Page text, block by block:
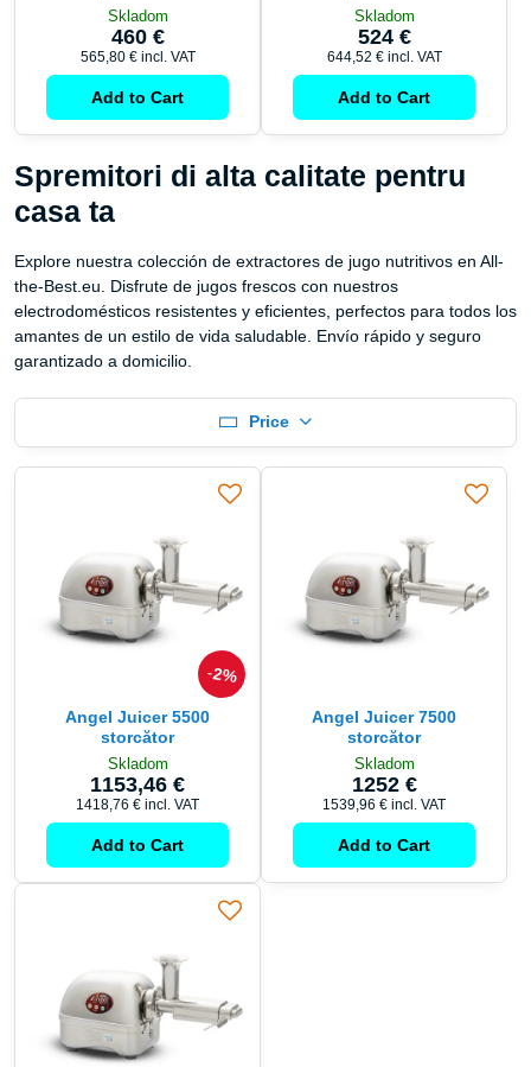
Skladom
460 €
565,80 € incl. VAT
Add to Cart
Skladom
524 €
644,52 € incl. VAT
Add to Cart
Spremitori di alta calitate pentru
casa ta
Explore nuestra colección de extractores de jugo nutritivos en All-
the-Best.eu. Disfrute de jugos frescos con nuestros
electrodomésticos resistentes y eficientes, perfectos para todos los
amantes de un estilo de vida saludable. Envío rápido y seguro
garantizado a domicilio.
Price
2%
Angel Juicer 5500
storcător
Skladom
1153,46 €
1418,76 € incl. VAT
Add to Cart
Angel Juicer 7500
storcător
Skladom
1252 €
1539,96 € incl. VAT
Add to Cart